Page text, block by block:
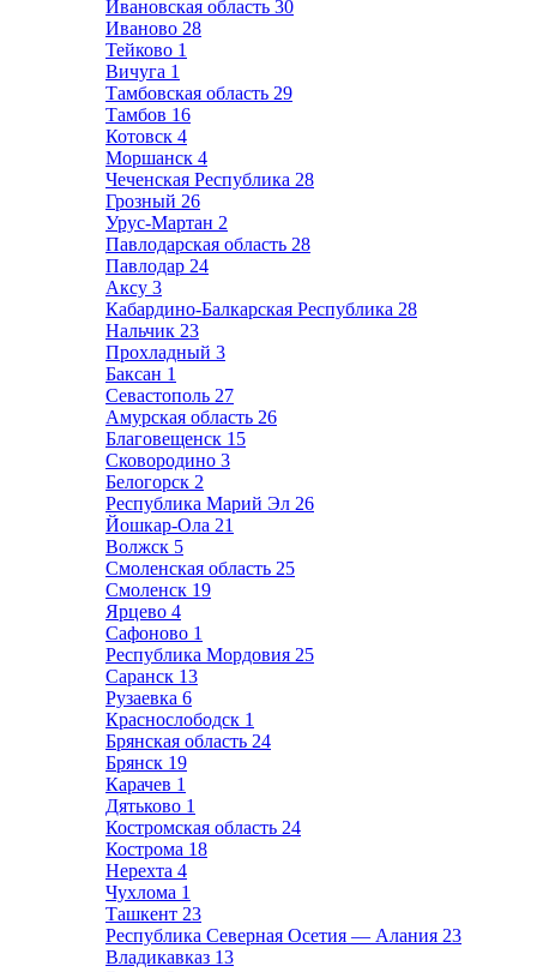
Ивановская область 30
Иваново 28
Тейково 1
Вичуга 1
Тамбовская область 29
Тамбов 16
Котовск 4
Моршанск 4
Чеченская Республика 28
Грозный 26
Урус-Мартан 2
Павлодарская область 28
Павлодар 24
Аксу 3
Кабардино-Балкарская Республика 28
Нальчик 23
Прохладный 3
Баксан 1
Севастополь 27
Амурская область 26
Благовещенск 15
Сковородино 3
Белогорск 2
Республика Марий Эл 26
Йошкар-Ола 21
Волжск 5
Смоленская область 25
Смоленск 19
Ярцево 4
Сафоново 1
Республика Мордовия 25
Саранск 13
Рузаевка 6
Краснослободск 1
Брянская область 24
Брянск 19
Карачев 1
Дятьково 1
Костромская область 24
Кострома 18
Нерехта 4
Чухлома 1
Ташкент 23
Республика Северная Осетия — Алания 23
Владикавказ 13